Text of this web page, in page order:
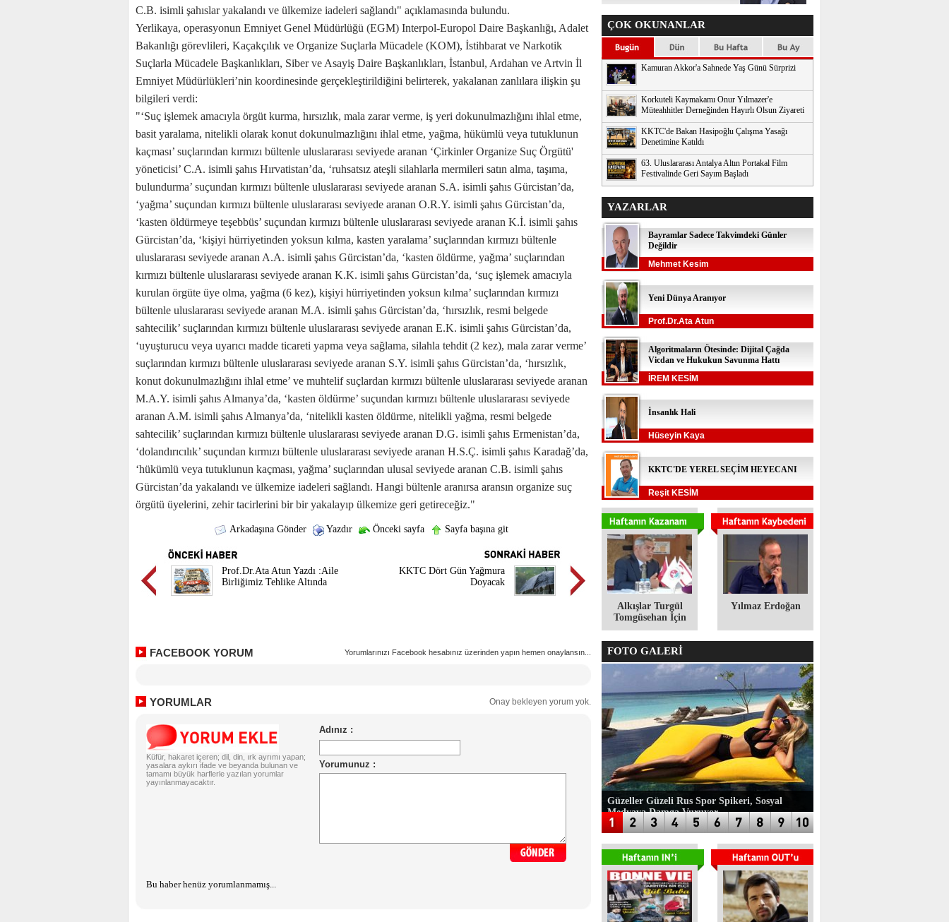
C.B. isimli şahıslar yakalandı ve ülkemize iadeleri sağlandı" açıklamasında bulundu.
Yerlikaya, operasyonun Emniyet Genel Müdürlüğü (EGM) Interpol-Europol Daire Başkanlığı, Adalet
Bakanlığı görevlileri, Kaçakçılık ve Organize Suçlarla Mücadele (KOM), İstihbarat ve Narkotik
Suçlarla Mücadele Başkanlıkları, Siber ve Asayiş Daire Başkanlıkları, İstanbul, Ardahan ve Artvin İl
Emniyet Müdürlükleri’nin koordinesinde gerçekleştirildiğini belirterek, yakalanan zanlılara ilişkin şu
bilgileri verdi:
"‘Suç işlemek amacıyla örgüt kurma, hırsızlık, mala zarar verme, iş yeri dokunulmazlığını ihlal etme,
basit yaralama, nitelikli olarak konut dokunulmazlığını ihlal etme, yağma, hükümlü veya tutuklunun
kaçması’ suçlarından kırmızı bültenle uluslararası seviyede aranan ‘Çirkinler Organize Suç Örgütü'
yöneticisi’ C.A. isimli şahıs Hırvatistan’da, ‘ruhsatsız ateşli silahlarla mermileri satın alma, taşıma,
bulundurma’ suçundan kırmızı bültenle uluslararası seviyede aranan S.A. isimli şahıs Gürcistan’da,
‘yağma’ suçundan kırmızı bültenle uluslararası seviyede aranan O.R.Y. isimli şahıs Gürcistan’da,
‘kasten öldürmeye teşebbüs’ suçundan kırmızı bültenle uluslararası seviyede aranan K.İ. isimli şahıs
Gürcistan’da, ‘kişiyi hürriyetinden yoksun kılma, kasten yaralama’ suçlarından kırmızı bültenle
uluslararası seviyede aranan A.A. isimli şahıs Gürcistan’da, ‘kasten öldürme, yağma’ suçlarından
kırmızı bültenle uluslararası seviyede aranan K.K. isimli şahıs Gürcistan’da, ‘suç işlemek amacıyla
kurulan örgüte üye olma, yağma (6 kez), kişiyi hürriyetinden yoksun kılma’ suçlarından kırmızı
bültenle uluslararası seviyede aranan M.A. isimli şahıs Gürcistan’da, ‘hırsızlık, resmi belgede
sahtecilik’ suçlarından kırmızı bültenle uluslararası seviyede aranan E.K. isimli şahıs Gürcistan’da,
‘uyuşturucu veya uyarıcı madde ticareti yapma veya sağlama, silahla tehdit (2 kez), mala zarar verme’
suçlarından kırmızı bültenle uluslararası seviyede aranan S.Y. isimli şahıs Gürcistan’da, ‘hırsızlık,
konut dokunulmazlığını ihlal etme’ ve muhtelif suçlardan kırmızı bültenle uluslararası seviyede aranan
M.A.Y. isimli şahıs Almanya’da, ‘kasten öldürme’ suçundan kırmızı bültenle uluslararası seviyede
aranan A.M. isimli şahıs Almanya’da, ‘nitelikli kasten öldürme, nitelikli yağma, resmi belgede
sahtecilik’ suçlarından kırmızı bültenle uluslararası seviyede aranan D.G. isimli şahıs Ermenistan’da,
‘dolandırıcılık’ suçundan kırmızı bültenle uluslararası seviyede aranan H.S.Ç. isimli şahıs Karadağ’da,
‘hükümlü veya tutuklunun kaçması, yağma’ suçlarından ulusal seviyede aranan C.B. isimli şahıs
Gürcistan’da yakalandı ve ülkemize iadeleri sağlandı. Hangi bültenle aranırsa aransın organize suç
örgütü üyelerini, zehir tacirlerini bir bir yakalayıp ülkemize geri getireceğiz."
Arkadaşına Gönder Yazdır Önceki sayfa Sayfa başına git
Prof.Dr.Ata Atun Yazdı :Aile
Birliğimiz Tehlike Altında
KKTC Dört Gün Yağmura
Doyacak
FACEBOOK YORUM Yorumlarınızı Facebook hesabınız üzerinden yapın hemen onaylansın...
YORUMLAR Onay bekleyen yorum yok.
Küfür, hakaret içeren; dil, din, ırk ayrımı yapan;
yasalara aykırı ifade ve beyanda bulunan ve
tamamı büyük harflerle yazılan yorumlar
yayınlanmayacaktır.
Bu haber henüz yorumlanmamış...
ÇOK OKUNANLAR
Kamuran Akkor'a Sahnede Yaş Günü Sürprizi
Korkuteli Kaymakamı Onur Yılmazer'e
Müteahhitler Derneğinden Hayırlı Olsun Ziyareti
KKTC'de Bakan Hasipoğlu Çalışma Yasağı
Denetimine Katıldı
63. Uluslararası Antalya Altın Portakal Film
Festivalinde Geri Sayım Başladı
YAZARLAR
Bayramlar Sadece Takvimdeki Günler
Değildir
Mehmet Kesim
Yeni Dünya Aranıyor
Prof.Dr.Ata Atun
Algoritmaların Ötesinde: Dijital Çağda
Vicdan ve Hukukun Savunma Hattı
İREM KESİM
İnsanlık Hali
Hüseyin Kaya
KKTC'DE YEREL SEÇİM HEYECANI
Reşit KESİM
Alkışlar Turgül
Tomgüsehan İçin
Yılmaz Erdoğan
FOTO GALERİ
Güzeller Güzeli Rus Spor Spikeri, Sosyal
Medyaya Damga Vuruyor